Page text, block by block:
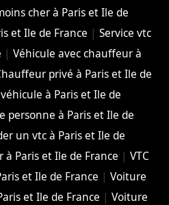
cher à Paris et Ile de
et Ile de France |Service vtc
|Véhicule avec chauffeur à
privé à Paris et Ile de
à Paris et Ile de
personne à Paris et Ile de
un vtc à Paris et Ile de
à Paris et Ile de France |VTC
et Ile de France |Voiture
et Ile de France |Voiture